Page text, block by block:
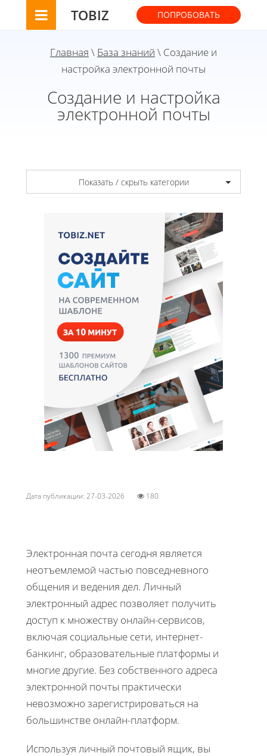
TOBIZ ПОПРОБОВАТЬ
Главная \ База знаний \ Создание и
настройка электронной почты
Создание и настройка
электронной почты
Показать / скрыть категории
Дата публикации: 27-03-2026 180
Электронная почта сегодня является
неотъемлемой частью повседневного
общения и ведения дел. Личный
электронный адрес позволяет получить
доступ к множеству онлайн-сервисов,
включая социальные сети, интернет-
банкинг, образовательные платформы и
многие другие. Без собственного адреса
электронной почты практически
невозможно зарегистрироваться на
большинстве онлайн-платформ.
Используя личный почтовый ящик, вы